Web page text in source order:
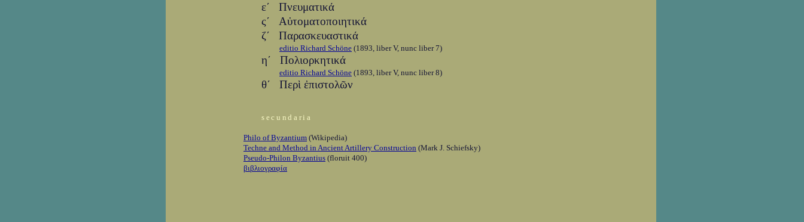
εʹ Πνευματικά
ςʹ Αὐτοματοποιητικά
ζʹ Παρασκευαστικά
editio Richard Schöne (1893, liber V, nunc liber 7)
ηʹ Πολιορκητικά
editio Richard Schöne (1893, liber V, nunc liber 8)
θʹ Περὶ ἐπιστολῶν
secundaria
Philo of Byzantium (Wikipedia)
Techne and Method in Ancient Artillery Construction (Mark J. Schiefsky)
Pseudo-Philon Byzantius (floruit 400)
βιβλιογραφία